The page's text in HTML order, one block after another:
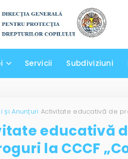
Servicii Subdiviziuni
și Anunțuri
educativă
la CCCF